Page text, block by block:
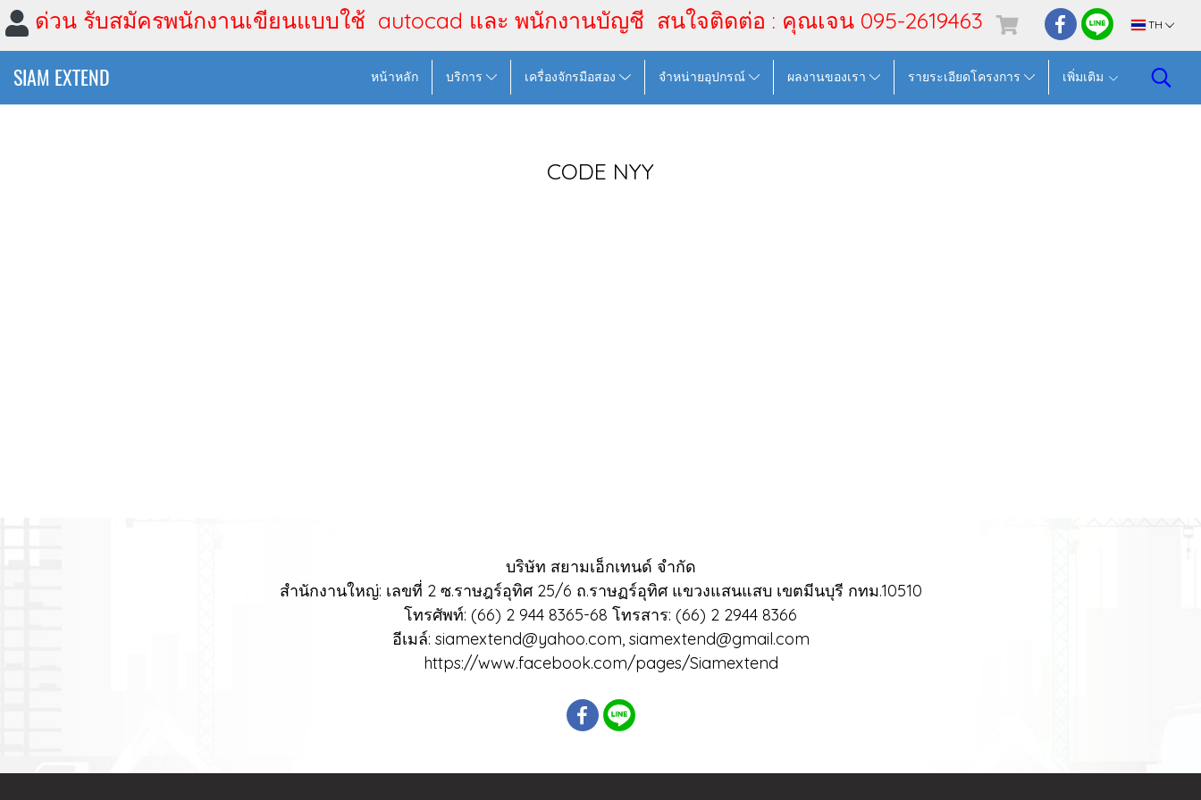
ด่วน รับสมัครพนักงานเขียนแบบใช้ autocad และ พนักงานบัญชี สนใจติดต่อ : คุณเจน 095-2619463 TH
SIAM EXTEND หน้าหลัก บริการ เครื่องจักรมือสอง จำหน่ายอุปกรณ์ ผลงานของเรา รายระเอียดโครงการ เพิ่มเติม
CODE NYY
บริษัท สยามเอ็กเทนด์ จำกัด
สำนักงานใหญ่: เลขที่ 2 ซ.ราษฎร์อุทิศ 25/6 ถ.ราษฏร์อุทิศ แขวงแสนแสบ เขตมีนบุรี กทม.10510
โทรศัพท์: (66) 2 944 8365-68 โทรสาร: (66) 2 2944 8366
อีเมล์: siamextend@yahoo.com, siamextend@gmail.com
https://www.facebook.com/pages/Siamextend